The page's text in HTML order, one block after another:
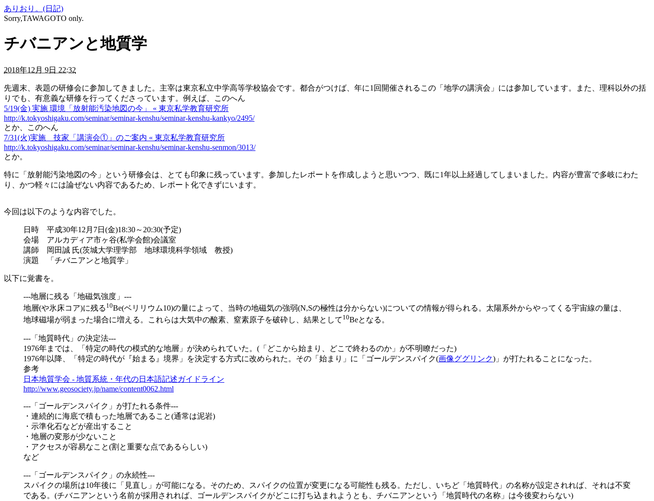
ありおり。(日記)
Sorry,TAWAGOTO only.
チバニアンと地質学
2018年12月 9日 22:32
先週末、表題の研修会に参加してきました。主宰は東京私立中学高等学校協会です。都合がつけば、年に1回開催されるこの「地学の講演会」には参加しています。また、理科以外の括
りでも、有意義な研修を行ってくださっています。例えば、このへん
5/19(金) 実施 環境「放射能汚染地図の今」 « 東京私学教育研究所
http://k.tokyoshigaku.com/seminar/seminar-kenshu/seminar-kenshu-kankyo/2495/
とか、このへん
7/31(火)実施 技家「講演会①」のご案内 « 東京私学教育研究所
http://k.tokyoshigaku.com/seminar/seminar-kenshu/seminar-kenshu-senmon/3013/
とか。
特に「放射能汚染地図の今」という研修会は、とても印象に残っています。参加したレポートを作成しようと思いつつ、既に1年以上経過してしまいました。内容が豊富で多岐にわた
り、かつ軽々には論ぜない内容であるため、レポート化できずにいます。
今回は以下のような内容でした。
日時 平成30年12月7日(金)18:30～20:30(予定)
会場 アルカディア市ヶ谷(私学会館)会議室
講師 岡田誠 氏(茨城大学理学部 地球環境科学領域 教授)
演題 「チバニアンと地質学」
以下に覚書を。
---地層に残る「地磁気強度」---
地層(や氷床コア)に残る 10Be(ベリリウム10)の量によって、当時の地磁気の強弱(N,Sの極性は分からない)についての情報が得られる。太陽系外からやってくる宇宙線の量は、
地球磁場が弱まった場合に増える。これらは大気中の酸素、窒素原子を破砕し、結果として 10Beとなる。
---「地質時代」の決定法---
1976年までは、「特定の時代の模式的な地層」が決められていた。(「どこから始まり、どこで終わるのか」が不明瞭だった)
1976年以降、「特定の時代が『始まる』境界」を決定する方式に改められた。その「始まり」に「ゴールデンスパイク(画像ググリンク)」が打たれることになった。
参考
日本地質学会 - 地質系統・年代の日本語記述ガイドライン
http://www.geosociety.jp/name/content0062.html
---「ゴールデンスパイク」が打たれる条件---
・連続的に海底で積もった地層であること(通常は泥岩)
・示準化石などが産出すること
・地層の変形が少ないこと
・アクセスが容易なこと(割と重要な点であるらしい)
など
---「ゴールデンスパイク」の永続性---
スパイクの場所は10年後に「見直し」が可能になる。そのため、スパイクの位置が変更になる可能性も残る。ただし、いちど「地質時代」の名称が設定されれば、それは不変
である。(チバニアンという名前が採用されれば、ゴールデンスパイクがどこに打ち込まれようとも、チバニアンという「地質時代の名称」は今後変わらない)